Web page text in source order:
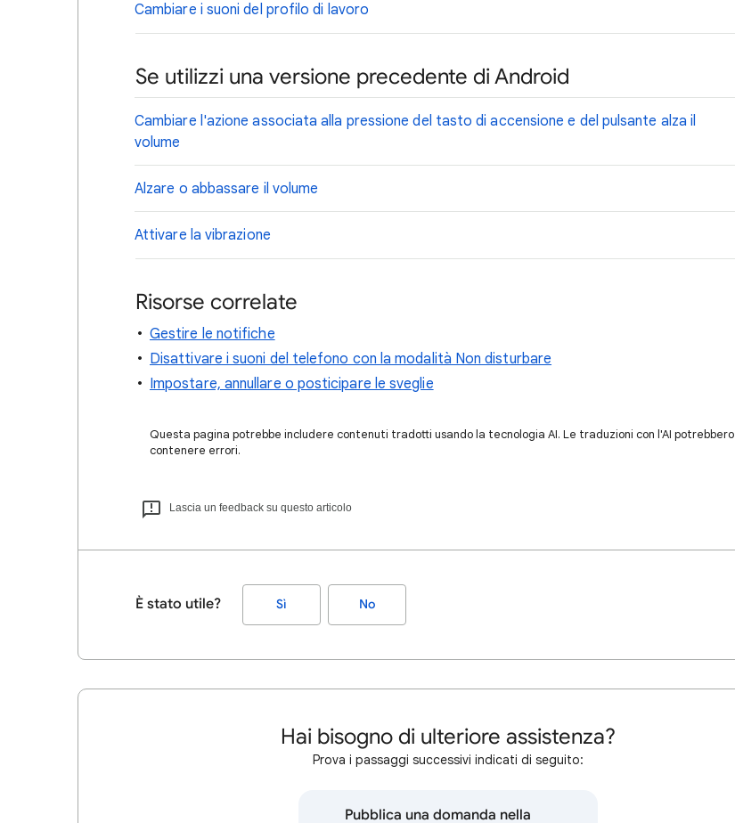
Cambiare i suoni del profilo di lavoro
Se utilizzi una versione precedente di Android
Cambiare l'azione associata alla pressione del tasto di accensione e del pulsante alza il
volume
Alzare o abbassare il volume
Attivare la vibrazione
Risorse correlate
Gestire le notifiche
Disattivare i suoni del telefono con la modalità Non disturbare
Impostare, annullare o posticipare le sveglie
Questa pagina potrebbe includere contenuti tradotti usando la tecnologia AI. Le traduzioni con l'AI potrebbero
contenere errori.
Lascia un feedback su questo articolo
È stato utile? Sì No
Hai bisogno di ulteriore assistenza?
Prova i passaggi successivi indicati di seguito:
Pubblica una domanda nella